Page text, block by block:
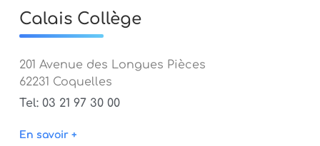
Calais Collège
201 Avenue des Longues Pièces
62231 Coquelles
Tel: 03 21 97 30 00
En savoir +